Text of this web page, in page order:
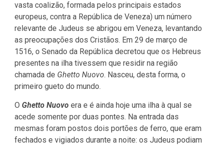
vasta coalizão, formada pelos principais estados
europeus, contra a República de Veneza) um número
relevante de Judeus se abrigou em Veneza, levantando
as preocupações dos Cristãos. Em 29 de março de
1516, o Senado da República decretou que os Hebreus
presentes na ilha tivessem que residir na região
chamada de Ghetto Nuovo. Nasceu, desta forma, o
primeiro gueto do mundo.
O Ghetto Nuovo era e é ainda hoje uma ilha à qual se
acede somente por duas pontes. Na entrada das
mesmas foram postos dois portões de ferro, que eram
fechados e vigiados durante a noite: os Judeus podiam